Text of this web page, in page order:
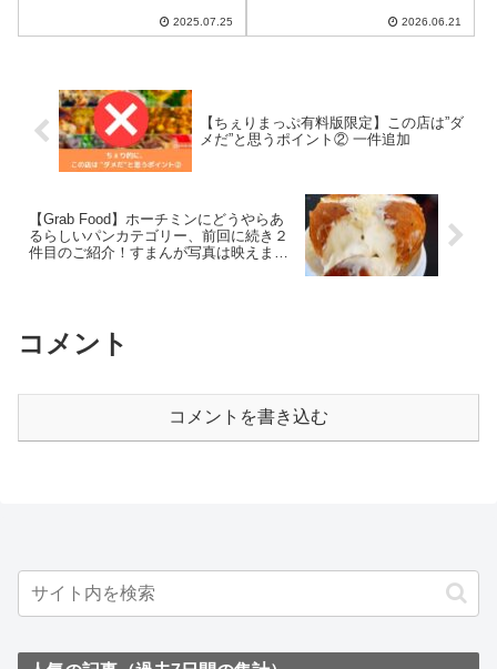
2025.07.25
Chocolate
2026.06.21
【ちぇりまっぷ有料版限定】この店は”ダ
メだ”と思うポイント② 一件追加
【Grab Food】ホーチミンにどうやらあ
るらしいパンカテゴリー、前回に続き２
件目のご紹介！すまんが写真は映えませ
コメント
コメントを書き込む